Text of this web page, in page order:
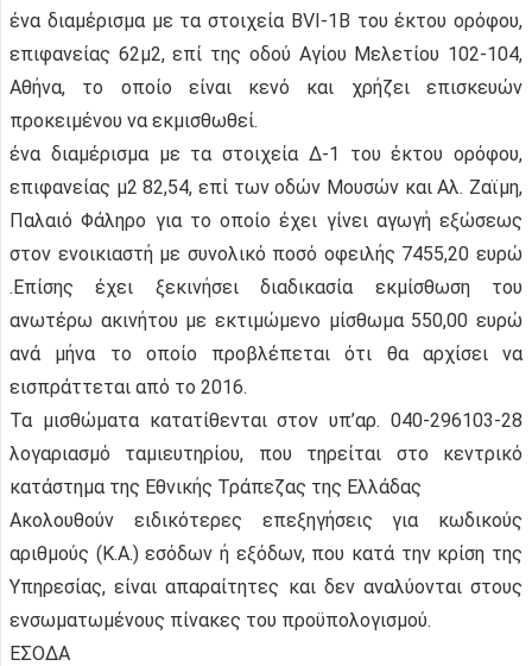
ένα διαμέρισμα με τα στοιχεία ΒVI-1Β του έκτου ορόφου,
επιφανείας 62μ2, επί της οδού Αγίου Μελετίου 102-104,
Αθήνα, το οποίο είναι κενό και χρήζει επισκευών
προκειμένου να εκμισθωθεί.
ένα διαμέρισμα με τα στοιχεία Δ-1 του έκτου ορόφου,
επιφανείας μ2 82,54, επί των οδών Μουσών και Αλ. Ζαϊμη,
Παλαιό Φάληρο για το οποίο έχει γίνει αγωγή εξώσεως
στον ενοικιαστή με συνολικό ποσό οφειλής 7455,20 ευρώ
.Επίσης έχει ξεκινήσει διαδικασία εκμίσθωση του
ανωτέρω ακινήτου με εκτιμώμενο μίσθωμα 550,00 ευρώ
ανά μήνα το οποίο προβλέπεται ότι θα αρχίσει να
εισπράττεται από το 2016.
Τα μισθώματα κατατίθενται στον υπ’αρ. 040-296103-28
λογαριασμό ταμιευτηρίου, που τηρείται στο κεντρικό
κατάστημα της Εθνικής Τράπεζας της Ελλάδας
Ακολουθούν ειδικότερες επεξηγήσεις για κωδικούς
αριθμούς (Κ.Α.) εσόδων ή εξόδων, που κατά την κρίση της
Υπηρεσίας, είναι απαραίτητες και δεν αναλύονται στους
ενσωματωμένους πίνακες του προϋπολογισμού.
ΕΣΟΔΑ